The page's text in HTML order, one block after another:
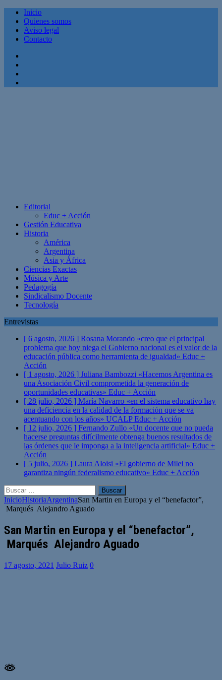
Inicio
Quienes somos
Aviso legal
Contacto
Editorial
Educ + Acción
Gestión Educativa
Historia
América
Argentina
Asia y África
Ciencias Exactas
Música y Arte
Pedagogía
Sindicalismo Docente
Tecnología
Entrevistas
[ 6 agosto, 2026 ] Rosana Morando «creo que el principal
problema que hoy niega el Gobierno nacional es el valor de la
educación pública como herramienta de igualdad» Educ +
Acción
[ 1 agosto, 2026 ] Juliana Bambozzi «Hacemos Argentina es
una Asociación Civil comprometida la generación de
oportunidades educativas» Educ + Acción
[ 28 julio, 2026 ] María Navarro «en el sistema educativo hay
una deficiencia en la calidad de la formación que se va
acentuando con los años» UCALPEduc + Acción
[ 12 julio, 2026 ] Fernando Zullo «Un docente que no pueda
hacerse preguntas difícilmente obtenga buenos resultados de
las órdenes que le imponga a la inteligencia artificial» Educ +
Acción
[ 5 julio, 2026 ] Laura Aloisi «El gobierno de Milei no
garantiza ningún federalismo educativo» Educ + Acción
Buscar:
InicioHistoriaArgentinaSan Martin en Europa y el “benefactor”,
Marqués Alejandro Aguado
San Martin en Europa y el “benefactor”,
Marqués Alejandro Aguado
17 agosto, 2021 Julio Ruiz 0